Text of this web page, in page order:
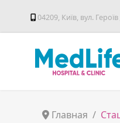
04209, Київ, вул.
Главная